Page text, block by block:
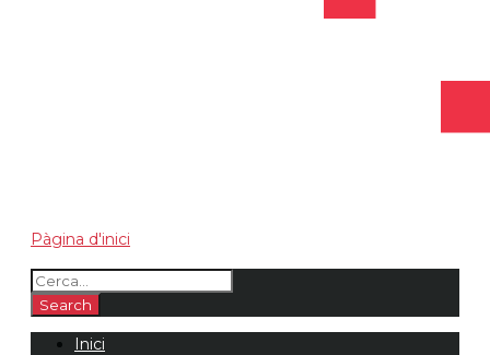
Pàgina d'inici
Inici